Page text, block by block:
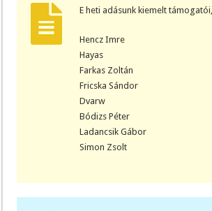
E heti adásunk kiemelt
Hencz Imre
Hayas
Farkas Zoltán
Fricska Sándor
Dvarw
Bódizs Péter
Ladancsik Gábor
Simon Zsolt